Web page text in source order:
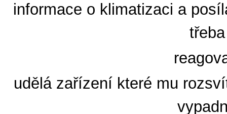
informace o klimatizaci a
udělá zařízení které mu